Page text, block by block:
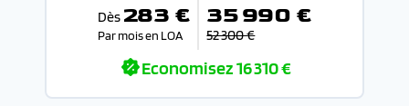
Dès 283 €
Par mois en LOA
35 990 €
52 300 €
Economisez16 310 €